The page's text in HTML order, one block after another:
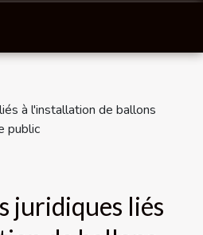
à l'installation de ballons
public
juridiques liés